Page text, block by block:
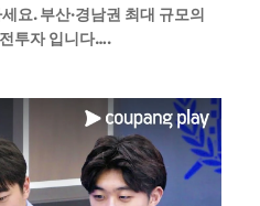
요. 부산·경남권 최대 규모의
투자 입니다….